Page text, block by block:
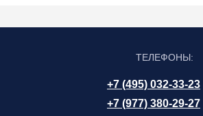
ТЕЛЕФОНЫ:
+7 (495) 032-33-23
+7 (977) 380-29-27